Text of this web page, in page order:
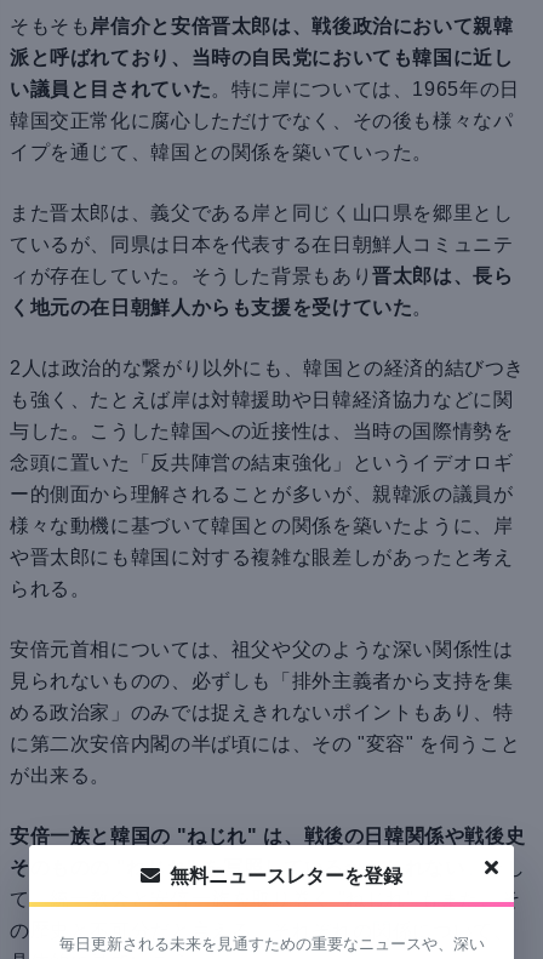
そもそも 岸信介と安倍晋太郎は、戦後政治において親韓
派と呼ばれており、当時の自民党においても韓国に近し
い議員と目されていた。特に岸については、1965年の日
韓国交正常化に腐心しただけでなく、その後も様々なパ
イプを通じて、韓国との関係を築いていった。
また晋太郎は、義父である岸と同じく山口県を郷里とし
ているが、同県は日本を代表する在日朝鮮人コミュニテ
ィが存在していた。そうした背景もあり晋太郎は、長ら
く地元の在日朝鮮人からも支援を受けていた。
2人は政治的な繋がり以外にも、韓国との経済的結びつき
も強く、たとえば岸は対韓援助や日韓経済協力などに関
与した。こうした韓国への近接性は、当時の国際情勢を
念頭に置いた「反共陣営の結束強化」というイデオロギ
ー的側面から理解されることが多いが、親韓派の議員が
様々な動機に基づいて韓国との関係を築いたように、岸
や晋太郎にも韓国に対する複雑な眼差しがあったと考え
られる。
安倍元首相については、祖父や父のような深い関係性は
見られないものの、必ずしも「排外主義者から支持を集
める政治家」のみでは捉えきれないポイントもあり、特
に第二次安倍内閣の半ば頃には、その "変容" を伺うこと
が出来る。
安倍一族と韓国の "ねじれ" は、戦後の日韓関係や戦後史
そのものの "ねじれ" を写照しているかもしれない
。そし
て、統一教会と安倍一族を取り巻く "ねじれ" もまた、そ
の歴史と不可分だと言える。それぞれの関係について、
無料ニュースレターを登録
毎日更新される未来を見通すための重要なニュースや、深い